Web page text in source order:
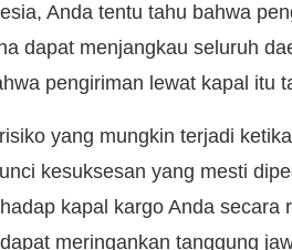
Anda tentu tahu bahwa
dapat menjangkau seluruh
pengiriman lewat kapal itu
yang mungkin terjadi
kesuksesan yang mesti
kapal kargo Anda secara
meringankan tanggung